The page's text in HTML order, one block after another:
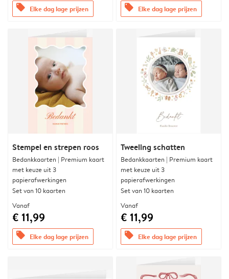
offers Elke dag lage prijzen offers Elke dag lage prijzen
Stempel en strepen roos
Bedankkaarten | Premium kaart
met keuze uit 3
papierafwerkingen
Set van 10 kaarten
Vanaf
€ 11,99
offers Elke dag lage prijzen
Tweeling schatten
Bedankkaarten | Premium kaart
met keuze uit 3
papierafwerkingen
Set van 10 kaarten
Vanaf
€ 11,99
offers Elke dag lage prijzen